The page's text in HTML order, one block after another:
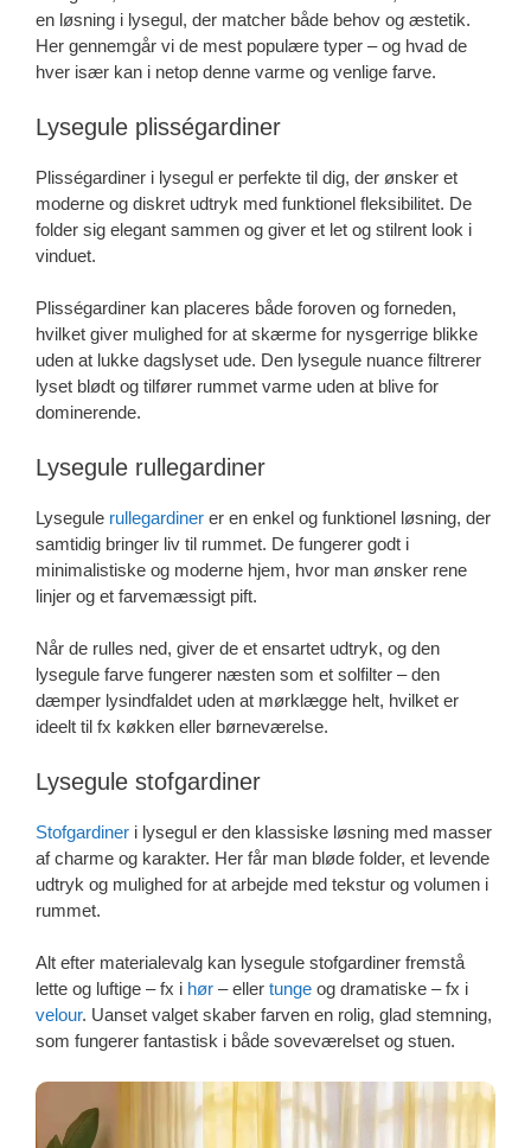
en løsning i lysegul, der matcher både behov og æstetik.
Her gennemgår vi de mest populære typer – og hvad de
hver især kan i netop denne varme og venlige farve.
Lysegule plisségardiner
Plisségardiner i lysegul er perfekte til dig, der ønsker et
moderne og diskret udtryk med funktionel fleksibilitet. De
folder sig elegant sammen og giver et let og stilrent look i
vinduet.
Plisségardiner kan placeres både foroven og forneden,
hvilket giver mulighed for at skærme for nysgerrige blikke
uden at lukke dagslyset ude. Den lysegule nuance filtrerer
lyset blødt og tilfører rummet varme uden at blive for
dominerende.
Lysegule rullegardiner
Lysegule rullegardiner er en enkel og funktionel løsning, der
samtidig bringer liv til rummet. De fungerer godt i
minimalistiske og moderne hjem, hvor man ønsker rene
linjer og et farvemæssigt pift.
Når de rulles ned, giver de et ensartet udtryk, og den
lysegule farve fungerer næsten som et solfilter – den
dæmper lysindfaldet uden at mørklægge helt, hvilket er
ideelt til fx køkken eller børneværelse.
Lysegule stofgardiner
Stofgardiner i lysegul er den klassiske løsning med masser
af charme og karakter. Her får man bløde folder, et levende
udtryk og mulighed for at arbejde med tekstur og volumen i
rummet.
Alt efter materialevalg kan lysegule stofgardiner fremstå
lette og luftige – fx i hør – eller tunge og dramatiske – fx i
velour. Uanset valget skaber farven en rolig, glad stemning,
som fungerer fantastisk i både soveværelset og stuen.